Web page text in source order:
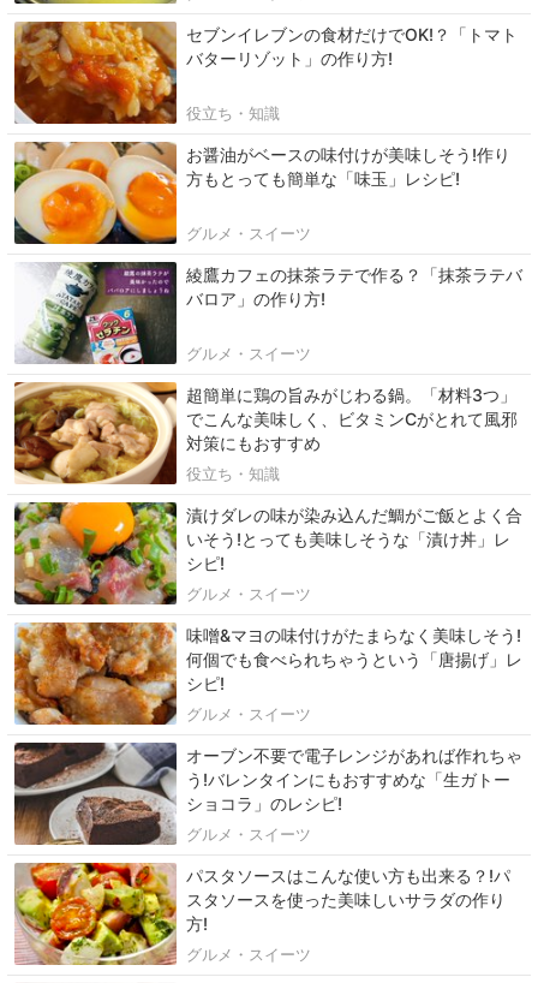
セブンイレブンの食材だけでOK!？「トマト
バターリゾット」の作り方!
役立ち・知識
お醤油がベースの味付けが美味しそう!作り
方もとっても簡単な「味玉」レシピ!
グルメ・スイーツ
綾鷹カフェの抹茶ラテで作る？「抹茶ラテバ
バロア」の作り方!
グルメ・スイーツ
超簡単に鶏の旨みがじわる鍋。「材料3つ」
でこんな美味しく、ビタミンCがとれて風邪
対策にもおすすめ
役立ち・知識
漬けダレの味が染み込んだ鯛がご飯とよく合
いそう!とっても美味しそうな「漬け丼」レ
シピ!
グルメ・スイーツ
味噌&マヨの味付けがたまらなく美味しそう!
何個でも食べられちゃうという「唐揚げ」レ
シピ!
グルメ・スイーツ
オーブン不要で電子レンジがあれば作れちゃ
う!バレンタインにもおすすめな「生ガトー
ショコラ」のレシピ!
グルメ・スイーツ
パスタソースはこんな使い方も出来る？!パ
スタソースを使った美味しいサラダの作り
方!
グルメ・スイーツ